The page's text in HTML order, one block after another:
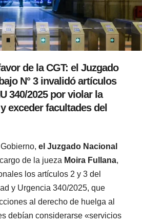
de la CGT: el Juzgado
N° 3 invalidó artículos
340/2025 por violar la
exceder facultades del
el Juzgado Nacional
de la jueza Moira Fullana,
los artículos 2 y 3 del
y Urgencia 340/2025, que
al derecho de huelga al
debían considerarse «servicios